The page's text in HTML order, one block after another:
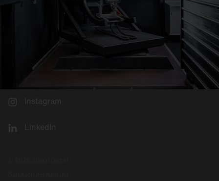
Instagram
LinkedIn